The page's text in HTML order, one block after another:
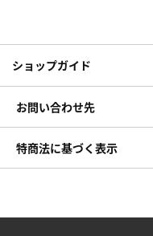
ショップガイド
お問い合わせ先
特商法に基づく表示